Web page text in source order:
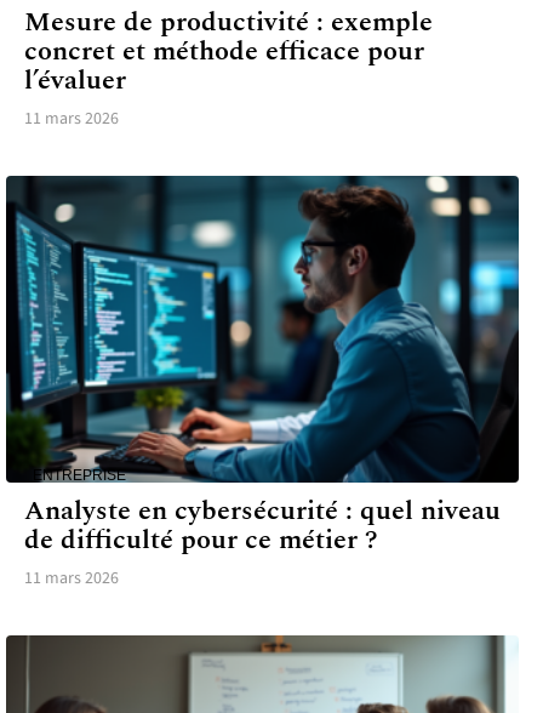
Mesure de productivité : exemple
concret et méthode efficace pour
l’évaluer
11 mars 2026
ENTREPRISE
Analyste en cybersécurité : quel niveau
de difficulté pour ce métier ?
11 mars 2026